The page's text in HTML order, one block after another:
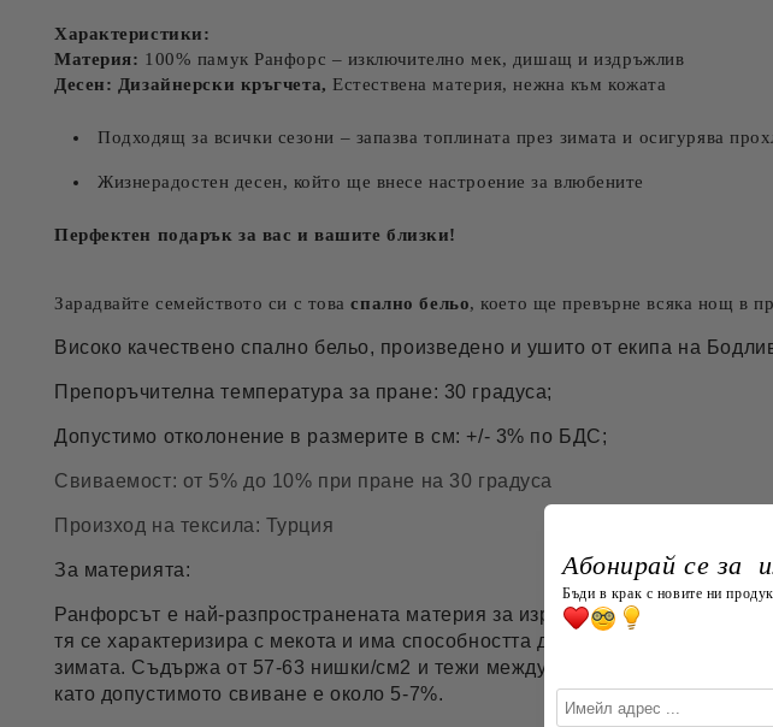
Характеристики:
Материя: 100% памук Ранфорс – изключително мек, дишащ и издръжлив
Десен: Дизайнерски кръгчета, Естествена материя, нежна към кожата
Подходящ за всички сезони – запазва топлината през зимата и осигурява
Жизнерадостен десен, който ще внесе настроение за влюбените
Перфектен подарък за вас и вашите близки!
Зарадвайте семейството си с товаспално бельо, което ще превърне всяка нощ в
Високо качествено спално бельо, произведено и ушито от екипа на
Препоръчителна температура за пране: 30 градуса;
Допустимо отколонение в размерите в см: +/- 3% по БДС;
Свиваемост: от 5% до 10% при пране на 30 градуса
Произход на тексила: Турция
За материята:
Ранфорсът е най-разпространената материя за изработка на спално
тя се характеризира с мекота и има способността да регулира
зимата. Съдържа от 57-63 нишки/см2 и тежи между 117 и 125 гр./м2.
като допустимото свиване е около 5-7%.
Абонирай се
Бъди в крак с новите ни